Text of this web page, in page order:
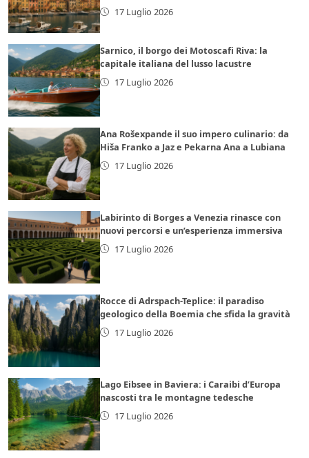
17 Luglio 2026
Sarnico, il borgo dei Motoscafi Riva: la
capitale italiana del lusso lacustre
17 Luglio 2026
Ana Rošexpande il suo impero culinario: da
Hiša Franko a Jaz e Pekarna Ana a Lubiana
17 Luglio 2026
Labirinto di Borges a Venezia rinasce con
nuovi percorsi e un’esperienza immersiva
17 Luglio 2026
Rocce di Adrspach-Teplice: il paradiso
geologico della Boemia che sfida la gravità
17 Luglio 2026
Lago Eibsee in Baviera: i Caraibi d’Europa
nascosti tra le montagne tedesche
17 Luglio 2026